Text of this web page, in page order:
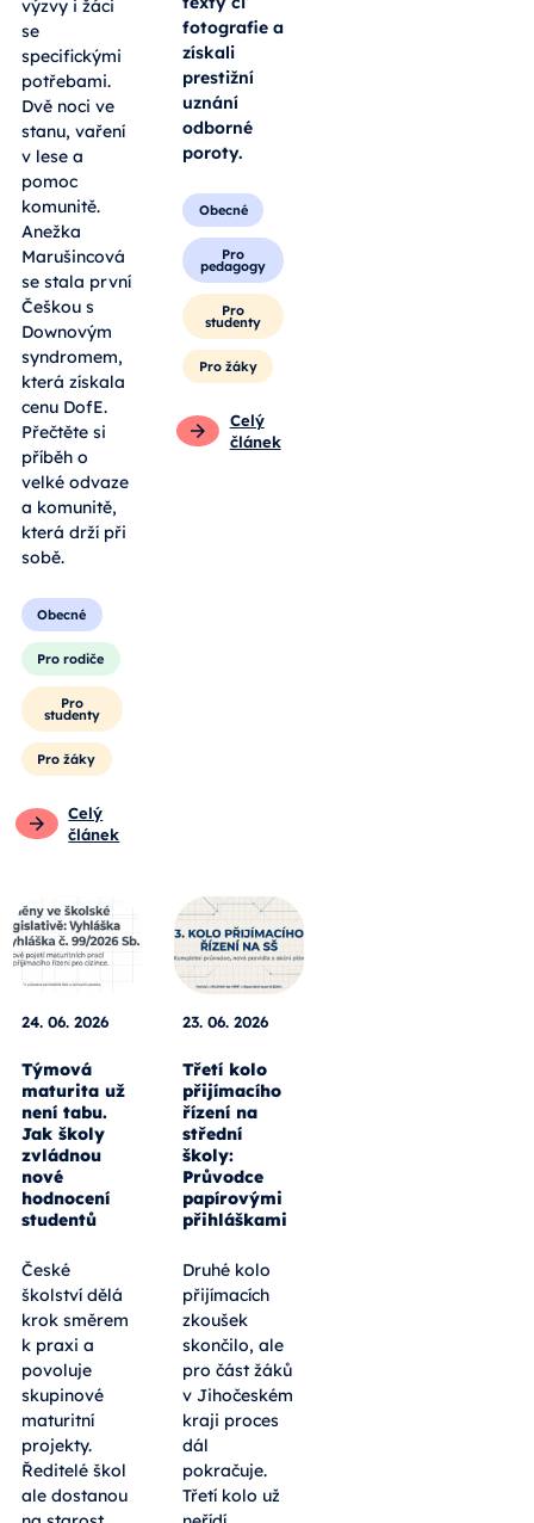
výzvy i žáci
se
specifickými
potřebami.
Dvě noci ve
stanu, vaření
v lese a
pomoc
komunitě.
Anežka
Marušincová
se stala první
Češkou s
Downovým
syndromem,
která získala
cenu DofE.
Přečtěte si
příběh o
velké odvaze
a komunitě,
která drží při
sobě.
Obecné
Pro rodiče
Pro
studenty
Pro žáky
Celý
článek
fotografie a
získali
prestižní
uznání
odborné
poroty.
Obecné
Pro
pedagogy
Pro
studenty
Pro žáky
Celý
článek
24. 06. 2026
Týmová
maturita už
není tabu.
Jak školy
zvládnou
nové
hodnocení
studentů
České
školství dělá
krok směrem
k praxi a
povoluje
skupinové
maturitní
projekty.
Ředitelé škol
ale dostanou
23. 06. 2026
Třetí kolo
přijímacího
řízení na
střední
školy:
Průvodce
papírovými
přihláškami
Druhé kolo
přijímacích
zkoušek
skončilo, ale
pro část žáků
v Jihočeském
kraji proces
dál
pokračuje.
Třetí kolo už